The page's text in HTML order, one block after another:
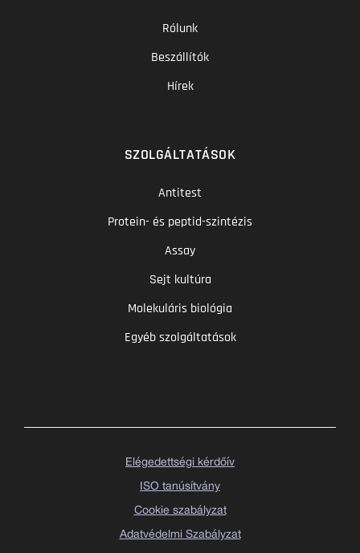
Rólunk
Beszállítók
Hírek
SZOLGÁLTATÁSOK
Antitest
Protein- és peptid-szintézis
Assay
Sejt kultúra
Molekuláris biológia
Egyéb szolgáltatások
Elégedettségi kérdőív
ISO tanúsítvány
Cookie szabályzat
Adatvédelmi Szabályzat